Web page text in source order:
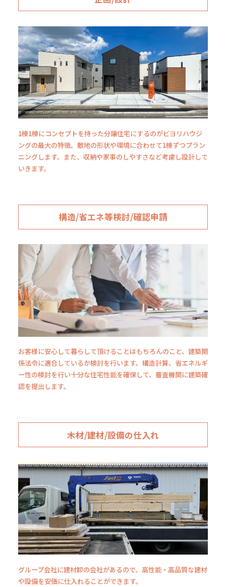
1棟1棟にコンセプトを持った分譲住宅にするのがビヨリハウジ
ングの最大の特徵。敷地の形状や環境に合わせて1棟ずつプラン
ニングします。また、収納や家事のしやすさなど考慮し設計して
いきます。
構造/省エネ等検討/確認申請
お客様に安心して暮らして頂けることはもちろんのこと、建築関
係法令に適合しているか検討を行います。構造計算、省エネルギ
ー性の検討を行い十分な住宅性能を確保して、審査機関に建築確
認を提出します。
木材/建材/設備の仕入れ
グループ会社に建材卸の会社があるので、高性能・高品質な建材
や設備を安価に仕入れることができます。